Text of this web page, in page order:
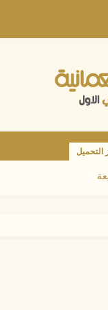
التحميل